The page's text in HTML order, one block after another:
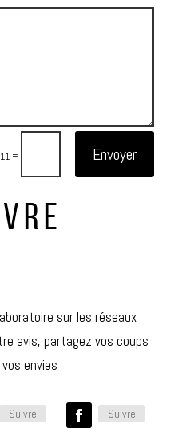
= Envoyer
sur les réseaux
avis, partagez vos coups
envies
Suivre Suivre